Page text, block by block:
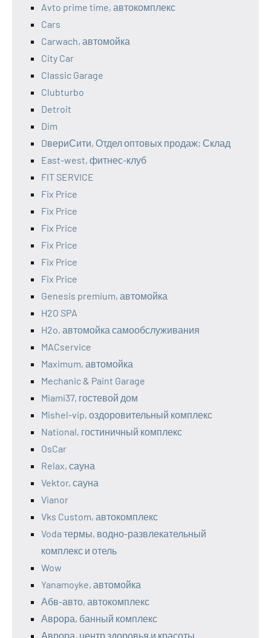
Avto prime time, автокомплекс
Cars
Carwach, автомойка
City Car
Classic Garage
Clubturbo
Detroit
Dim
DвериСити, Отдел оптовых продаж; Склад
East-west, фитнес-клуб
FIT SERVICE
Fix Price
Fix Price
Fix Price
Fix Price
Fix Price
Fix Price
Genesis premium, автомойка
H2O SPA
H2o, автомойка самообслуживания
MACservice
Maximum, автомойка
Mechanic & Paint Garage
Miami37, гостевой дом
Mishel-vip, оздоровительный комплекс
National, гостиничный комплекс
OsCar
Relax, сауна
Vektor, сауна
Vianor
Vks Custom, автокомплекс
Voda термы, водно-развлекательный
комплекс и отель
Wow
Yanamoyke, автомойка
Абв-авто, автокомплекс
Аврора, банный комплекс
Аврора, центр здоровья и красоты